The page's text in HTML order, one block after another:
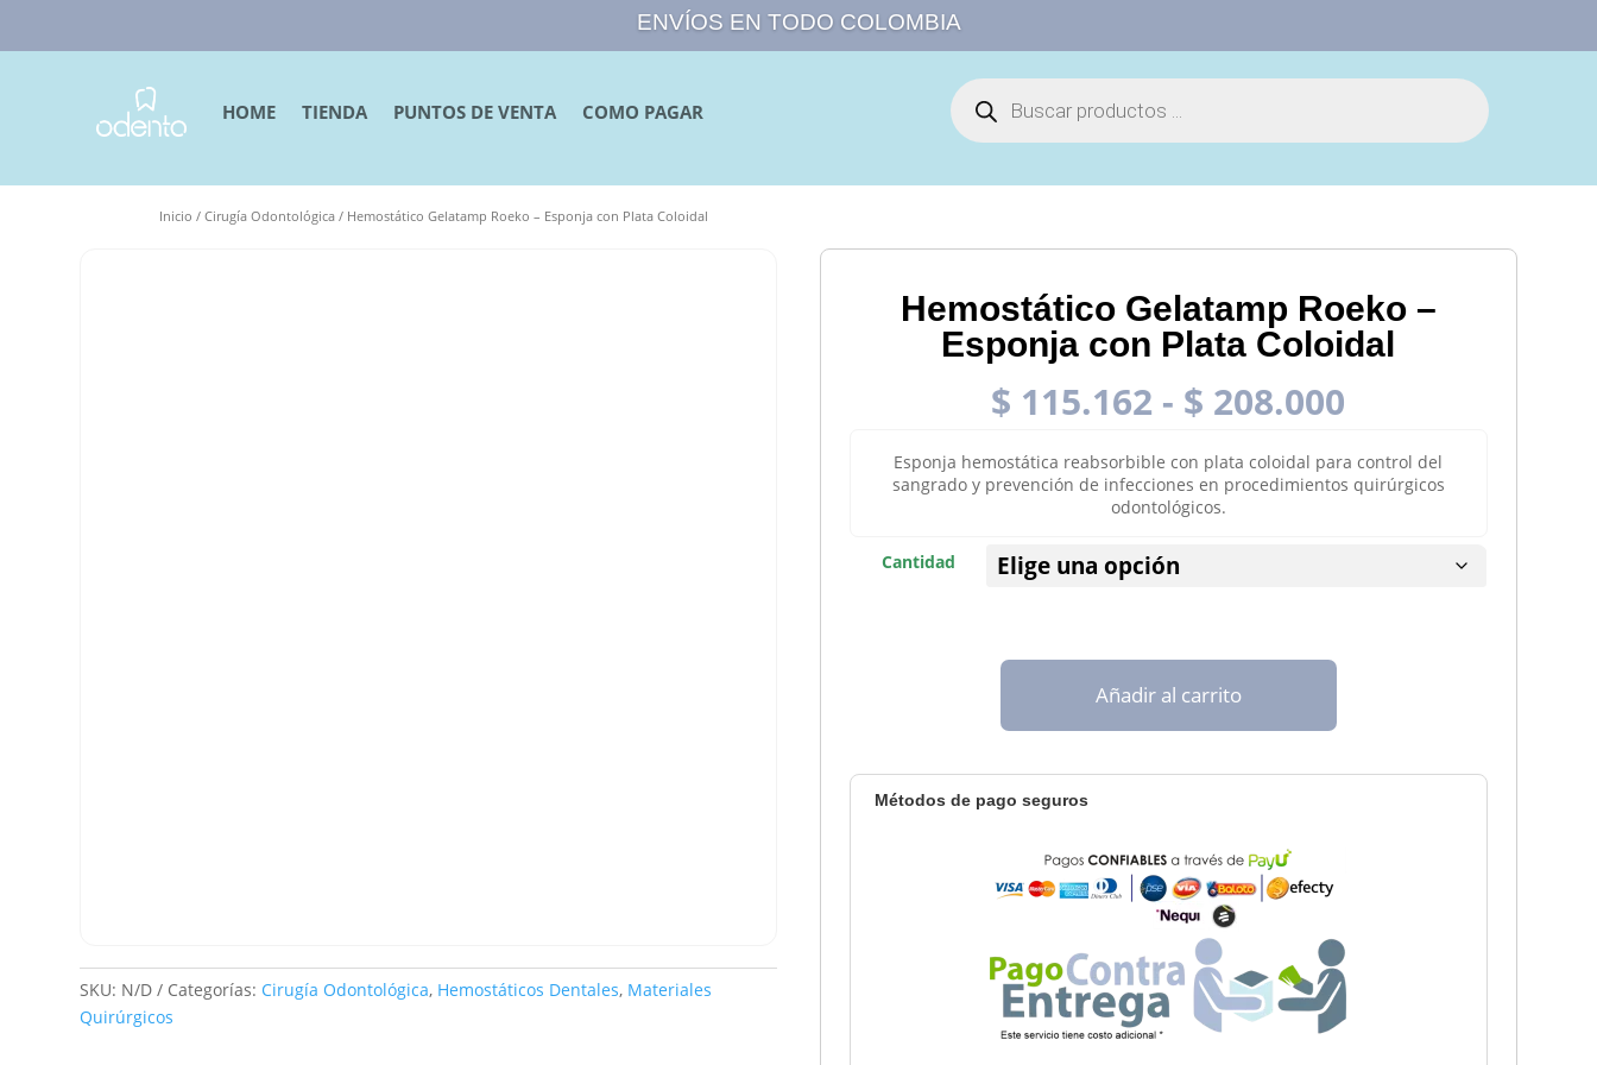
ENVÍOS EN TODO COLOMBIA
HOME TIENDA PUNTOS DE VENTA COMO PAGAR
Búsqueda
de
productos
Inicio /Cirugía Odontológica / Hemostático Gelatamp Roeko – Esponja con Plata Coloidal
SKU: N/D Categorías: Cirugía Odontológica, Hemostáticos Dentales, Materiales
Quirúrgicos
Hemostático Gelatamp Roeko –
Esponja con Plata Coloidal
$ 115.162 - $ 208.000
precios:
desde
$ 115.162
$ 208.000
Esponja hemostática reabsorbible con plata coloidal para control del
sangrado y prevención de infecciones en procedimientos quirúrgicos
odontológicos.
Cantidad
Añadir al carrito
Métodos de pago seguros